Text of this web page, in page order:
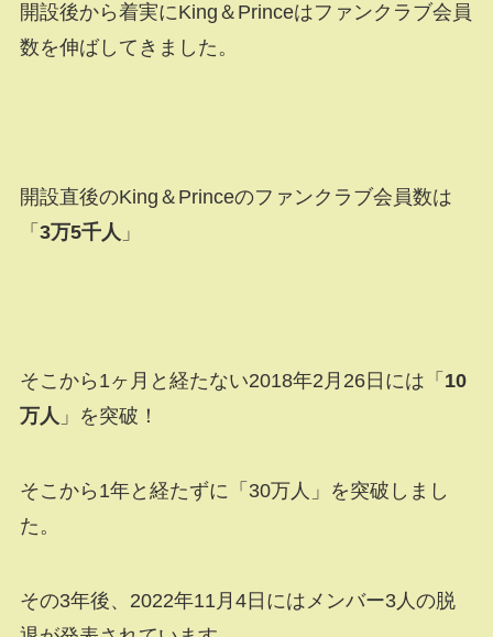
開設後から着実にKing＆Princeはファンクラブ会員
数を伸ばしてきました。
開設直後のKing＆Princeのファンクラブ会員数は
「 3万5千人 」
そこから1ヶ月と経たない2018年2月26日には「 10
万人 」を突破！
そこから1年と経たずに「30万人」を突破しまし
た。
その3年後、2022年11月4日にはメンバー3人の脱